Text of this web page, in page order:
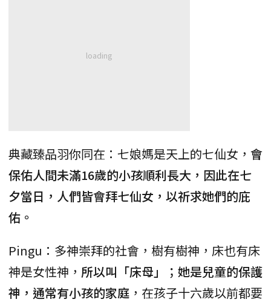
典藏臻品羽你同在：七娘媽是天上的七仙女， 會
保佑人間未滿16歲的小孩順利長大，因此在七
夕當日，人們皆會拜七仙女，以祈求她們的庇
佑。
Pingu：多神崇拜的社會，樹有樹神，床也有床
神是女性神， 所以叫「床母」；她是兒童的保護
神，通常有小孩的家庭 ，在孩子十六歲以前都要